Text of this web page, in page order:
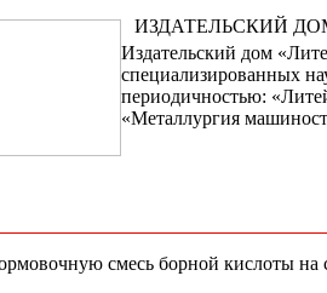
ИЗДАТЕЛЬСКИЙ
Издательский дом
специализированных
периодичностью:
«Металлургия
смесь борной кислоты на